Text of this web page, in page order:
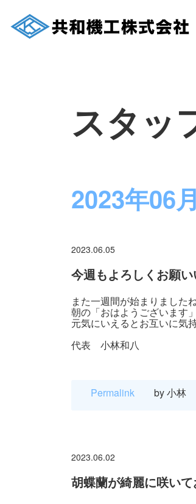
スタッ
2023年06月
2023.06.05
今週もよろしくお願い
また一週間が始まりました
朝の「おはようございます
元気にいえるとお互いに気
代表 小林和八
Permalink by 小林
2023.06.02
胡蝶蘭が綺麗に咲いて